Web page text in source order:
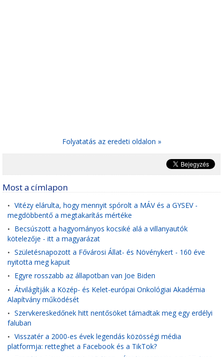
Folyatatás az eredeti oldalon »
Most a címlapon
• Vitézy elárulta, hogy mennyit spórolt a MÁV és a GYSEV -
megdöbbentő a megtakarítás mértéke
• Becsúszott a hagyományos kocsiké alá a villanyautók
kötelezője - itt a magyarázat
• Születésnapozott a Fővárosi Állat- és Növénykert - 160 éve
nyitotta meg kapuit
• Egyre rosszabb az állapotban van Joe Biden
• Átvilágítják a Közép- és Kelet-európai Onkológiai Akadémia
Alapítvány működését
• Szervkereskedőnek hitt nentősöket támadtak meg egy erdélyi
faluban
• Visszatér a 2000-es évek legendás közösségi média
platformja: retteghet a Facebook és a TikTok?